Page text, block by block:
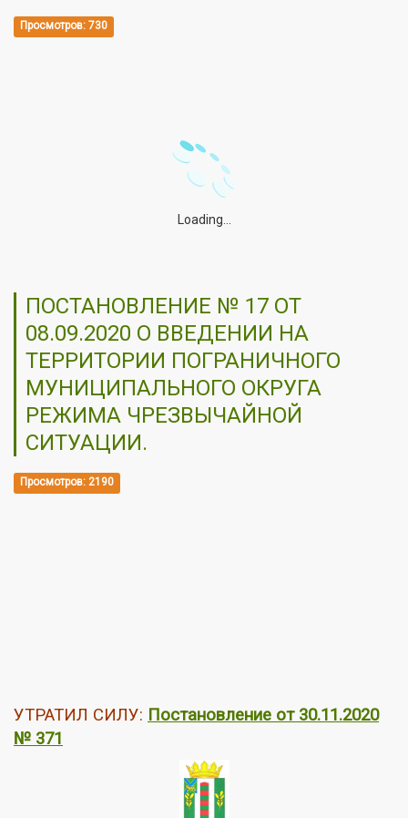
Просмотров: 730
Loading...
ПОСТАНОВЛЕНИЕ № 17 ОТ
08.09.2020 О ВВЕДЕНИИ НА
ТЕРРИТОРИИ ПОГРАНИЧНОГО
МУНИЦИПАЛЬНОГО ОКРУГА
РЕЖИМА ЧРЕЗВЫЧАЙНОЙ
СИТУАЦИИ.
Просмотров: 2190
УТРАТИЛ СИЛУ: Постановление от 30.11.2020
№ 371